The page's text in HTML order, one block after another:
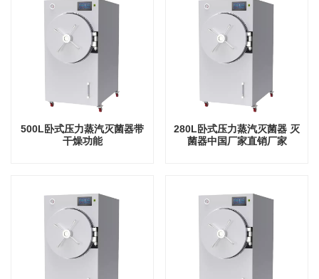
500L卧式压力蒸汽灭菌器带
干燥功能
280L卧式压力蒸汽灭菌器 灭
菌器中国厂家直销厂家